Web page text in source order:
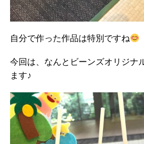
自分で作った作品は特別ですね
今回は、なんとビーンズオリジナ
ます♪